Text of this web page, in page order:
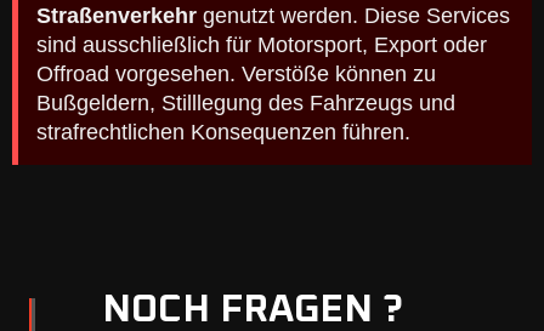
Straßenverkehr genutzt werden. Diese Services
sind ausschließlich für Motorsport, Export oder
Offroad vorgesehen. Verstöße können zu
Bußgeldern, Stilllegung des Fahrzeugs und
strafrechtlichen Konsequenzen führen.
NOCH FRAGEN ?